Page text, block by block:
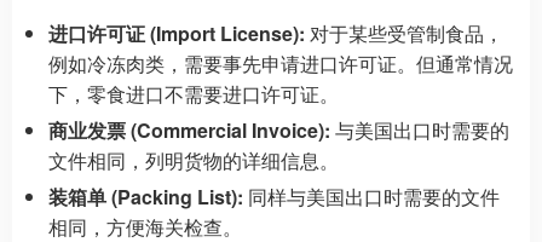
进口许可证 (Import License): 对于某些受管制食品，
例如冷冻肉类，需要事先申请进口许可证。但通常情况
下，零食进口不需要进口许可证。
商业发票 (Commercial Invoice): 与美国出口时需要的
文件相同，列明货物的详细信息。
装箱单 (Packing List): 同样与美国出口时需要的文件
相同，方便海关检查。